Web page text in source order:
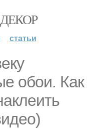
статьи
обои. Как